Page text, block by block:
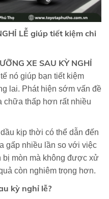
LỄ giúp tiết kiệm chi
XE SAU KỲ NGHỈ
nó giúp bạn tiết kiệm
lai. Phát hiện sớm vấn đề
chữa thấp hơn rất nhiều
kịp thời có thể dẫn đến
gấp nhiều lần so với việc
bị mòn mà không được xử
còn nghiêm trọng hơn.
kỳ nghỉ lễ?